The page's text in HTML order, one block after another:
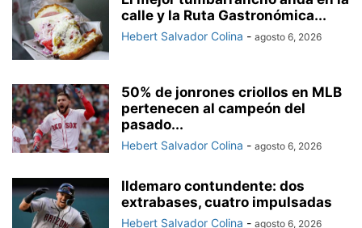
calle y la Ruta Gastronómica...
Hebert Salvador Colina - agosto 6, 2026
50% de jonrones criollos en MLB
pertenecen al campeón del
pasado...
Hebert Salvador Colina - agosto 6, 2026
Ildemaro contundente: dos
extrabases, cuatro impulsadas
Hebert Salvador Colina - agosto 6, 2026